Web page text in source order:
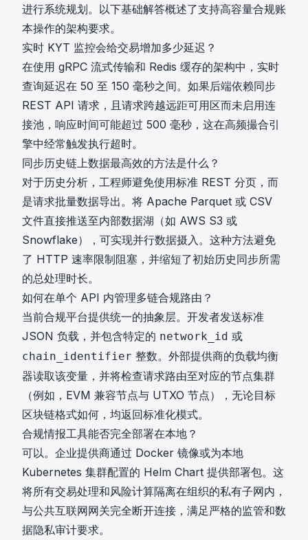
进行系统规划。以下基础解答概述了支持高容量合规账
本操作的架构要求。
实时 KYT 监控会给交易增加多少延迟？
在使用 gRPC 流式传输和 Redis 缓存的架构中，实时
查询延迟在 50 至 150 毫秒之间。如果后端依赖同步
REST API 请求，且请求跨越远距可用区而未启用连
接池，响应时间可能超过 500 毫秒，这在高频撮合引
擎中经常触发执行超时。
同步历史链上数据最高效的方法是什么？
对于历史分析，工程师避免使用标准 REST 分页，而
是请求批量数据导出。将 Apache Parquet 或 CSV
文件直接推送至内部数据湖（如 AWS S3 或
Snowflake），可实现并行数据摄入。这种方法避免
了 HTTP 速率限制阻塞，并缩短了初始历史同步所需
的总处理时长。
如何在单个 API 内管理多链合规路由？
当前合规平台提供统一的抽象层。开发者发送标准
JSON 负载，并包含特定的 network_id 或
chain_identifier 整数。外部提供商的负载均衡
器读取该变量，并将检查请求路由至对应的节点集群
（例如，EVM 兼容节点与 UTXO 节点），无论目标
区块链格式如何，均返回标准化模式。
合规情报工具能否完全部署在本地？
可以。企业提供商通过 Docker 镜像或为本地
Kubernetes 集群配置的 Helm Chart 提供部署包。这
将所有交易处理和风险计算隔离在组织的私有子网内，
与公共互联网网关完全断开连接，满足严格的监管和数
据隐私审计要求。